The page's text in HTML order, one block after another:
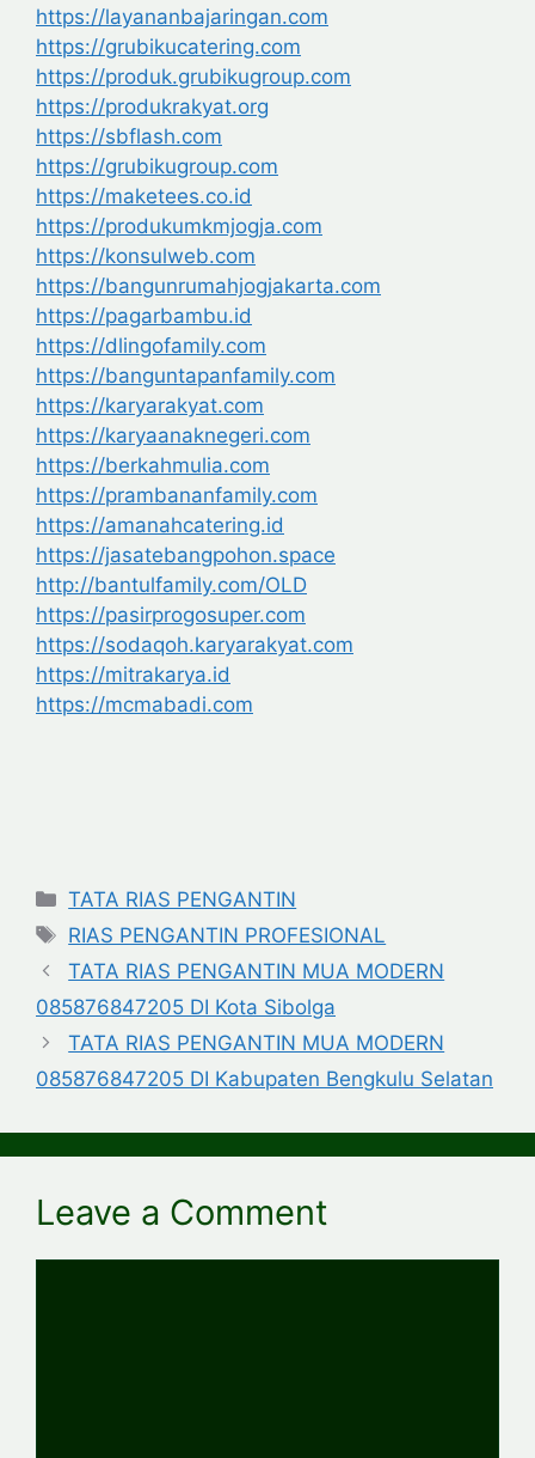
https://layananbajaringan.com
https://grubikucatering.com
https://produk.grubikugroup.com
https://produkrakyat.org
https://sbflash.com
https://grubikugroup.com
https://maketees.co.id
https://produkumkmjogja.com
https://konsulweb.com
https://bangunrumahjogjakarta.com
https://pagarbambu.id
https://dlingofamily.com
https://banguntapanfamily.com
https://karyarakyat.com
https://karyaanaknegeri.com
https://berkahmulia.com
https://prambananfamily.com
https://amanahcatering.id
https://jasatebangpohon.space
http://bantulfamily.com/OLD
https://pasirprogosuper.com
https://sodaqoh.karyarakyat.com
https://mitrakarya.id
https://mcmabadi.com
Categories
TATA RIAS PENGANTIN
Tags
RIAS PENGANTIN PROFESIONAL
TATA RIAS PENGANTIN MUA MODERN
085876847205 DI Kota Sibolga
TATA RIAS PENGANTIN MUA MODERN
085876847205 DI Kabupaten Bengkulu Selatan
Leave a Comment